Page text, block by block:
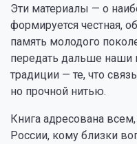
Эти материалы — о
формируется честная,
память молодого
передать дальше наши
традиции — те, что
но прочной нитью.
Книга адресована
России, кому близки